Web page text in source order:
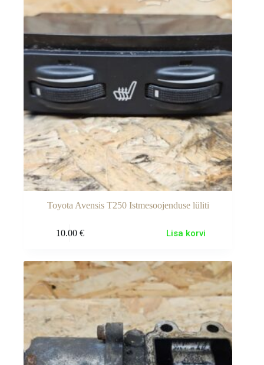
Toyota Avensis T250 Istmesoojenduse lüliti
10.00 € Lisa korvi